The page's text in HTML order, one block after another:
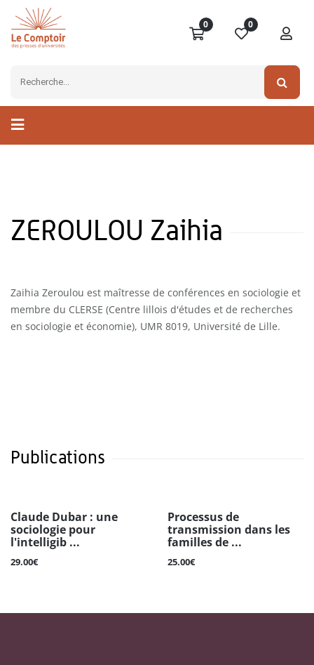
0 0
ZEROULOU Zaihia
Zaihia Zeroulou est maîtresse de conférences en sociologie et
membre du CLERSE (Centre lillois d'études et de recherches
en sociologie et économie), UMR 8019, Université de Lille.
Publications
Claude Dubar : une
sociologie pour
l'intelligib ...
29.00€
Processus de
transmission dans les
familles de ...
25.00€